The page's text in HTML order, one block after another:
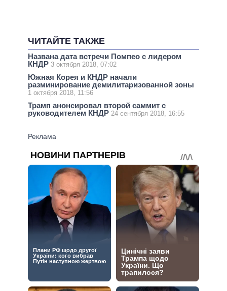
ЧИТАЙТЕ ТАКЖЕ
Названа дата встречи Помпео с лидером
КНДР 3 октября 2018, 07:02
Южная Корея и КНДР начали
разминирование демилитаризованной зоны
1 октября 2018, 11:56
Трамп анонсировал второй саммит с
руководителем КНДР 24 сентября 2018, 16:55